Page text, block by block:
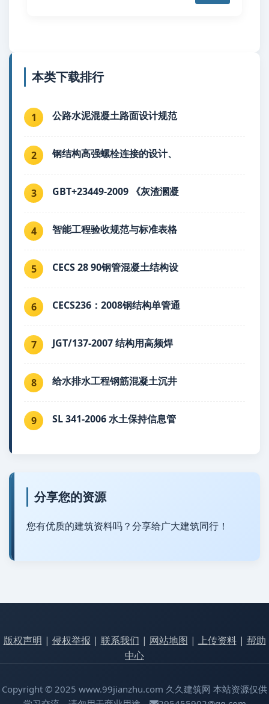
本类下载排行
1 公路水泥混凝土路面设计规范
2 钢结构高强螺栓连接的设计、
3 GBT+23449-2009 《灰渣溷凝
4 智能工程验收规范与标准表格
5 CECS 28 90钢管混凝土结构设
6 CECS236：2008钢结构单管通
7 JGT/137-2007 结构用高频焊
8 给水排水工程钢筋混凝土沉井
9 SL 341-2006 水土保持信息管
分享您的资源
您有优质的建筑资料吗？分享给广大建筑同行！
版权声明 | 侵权举报 | 联系我们 | 网站地图 | 上传资料| 帮助
中心
Copyright © 2025 www.99jianzhu.com 久久建筑网 本站资源仅供